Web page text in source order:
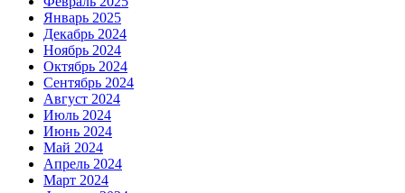
Январь 2025
Декабрь 2024
Ноябрь 2024
Октябрь 2024
Сентябрь 2024
Август 2024
Июль 2024
Июнь 2024
Май 2024
Апрель 2024
Март 2024